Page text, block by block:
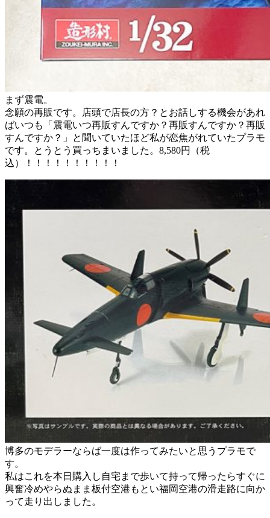
まず震電。
念願の再販です。店頭で店長の方？とお話しする機会があれ
ばいつも「震電いつ再販すんですか？再販すんですか？再販
すんですか？」と聞いていたほど私が恋焦がれていたプラモ
です。とうとう買っちまいました。8,580円（税
込）！！！！！！！！！！
博多のモデラーならば一度は作ってみたいと思うプラモで
す。
私はこれを本日購入し自宅まで歩いて持って帰ったらすぐに
興奮冷めやらぬまま板付空港もとい福岡空港の滑走路に向か
って走り出しました。